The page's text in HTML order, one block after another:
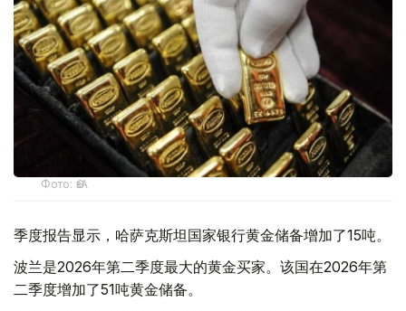
Фото: ӨзА
季度报告显示，哈萨克斯坦国家银行黄金储备增加了15吨。
波兰是2026年第二季度最大的黄金买家。该国在2026年第
二季度增加了51吨黄金储备。